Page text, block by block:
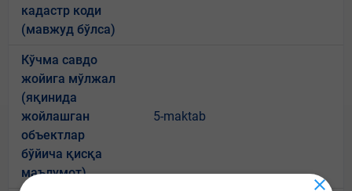
кадастр коди
(мавжуд бўлса)
Кўчма савдо
жойига мўлжал
(яқинида
жойлашган
объектлар
бўйича қисқа
маълумот)
5-maktab